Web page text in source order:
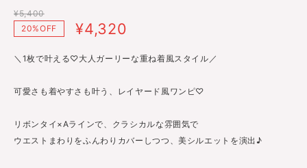
¥5,400
20%OFF
¥4,320
＼1枚で叶える♡大人ガーリーな重ね着風スタイル／
可愛さも着やすさも叶う、レイヤード風ワンピ♡
リボンタイ×Aラインで、クラシカルな雰囲気で
ウエストまわりをふんわりカバーしつつ、美シルエットを演出♪